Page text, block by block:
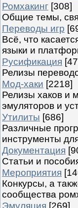
Ромхакинг [308]
Общие темы,
Переводы игр
Всё, что
языки и
Русификация
Релизы
Мод-хаки [2218]
Релизы хаков и
эмуляторов и
Утилиты [686]
Различные
инструменты
Документация
Статьи и
Мероприятия
Конкурсы, а
сообщества
Эмуляция [269]